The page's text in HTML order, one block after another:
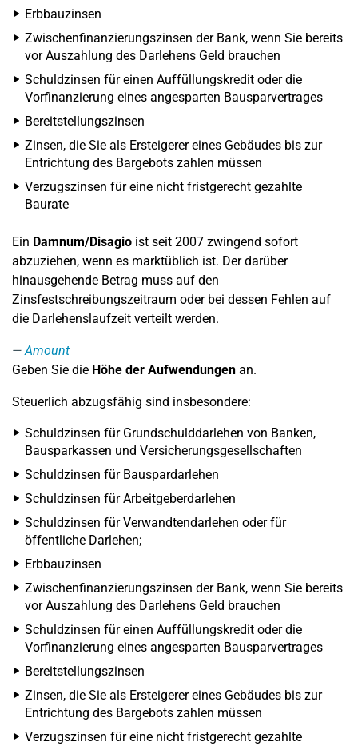
Erbbauzinsen
Zwischenfinanzierungszinsen der Bank, wenn Sie bereits
vor Auszahlung des Darlehens Geld brauchen
Schuldzinsen für einen Auffüllungskredit oder die
Vorfinanzierung eines angesparten Bausparvertrages
Bereitstellungszinsen
Zinsen, die Sie als Ersteigerer eines Gebäudes bis zur
Entrichtung des Bargebots zahlen müssen
Verzugszinsen für eine nicht fristgerecht gezahlte
Baurate
Ein Damnum/Disagio ist seit 2007 zwingend sofort
abzuziehen, wenn es marktüblich ist. Der darüber
hinausgehende Betrag muss auf den
Zinsfestschreibungszeitraum oder bei dessen Fehlen auf
die Darlehenslaufzeit verteilt werden.
Amount
Geben Sie die Höhe der Aufwendungen an.
Steuerlich abzugsfähig sind insbesondere:
Schuldzinsen für Grundschulddarlehen von Banken,
Bausparkassen und Versicherungsgesellschaften
Schuldzinsen für Bauspardarlehen
Schuldzinsen für Arbeitgeberdarlehen
Schuldzinsen für Verwandtendarlehen oder für
öffentliche Darlehen;
Erbbauzinsen
Zwischenfinanzierungszinsen der Bank, wenn Sie bereits
vor Auszahlung des Darlehens Geld brauchen
Schuldzinsen für einen Auffüllungskredit oder die
Vorfinanzierung eines angesparten Bausparvertrages
Bereitstellungszinsen
Zinsen, die Sie als Ersteigerer eines Gebäudes bis zur
Entrichtung des Bargebots zahlen müssen
Verzugszinsen für eine nicht fristgerecht gezahlte